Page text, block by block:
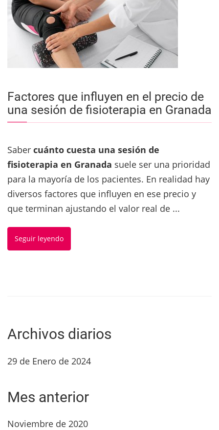
Factores que influyen en el precio de
una sesión de fisioterapia en Granada
Saber cuánto cuesta una sesión de
fisioterapia en Granada suele ser una prioridad
para la mayoría de los pacientes. En realidad hay
diversos factores que influyen en ese precio y
que terminan ajustando el valor real de ...
Seguir leyendo
Archivos diarios
29 de Enero de 2024
Mes anterior
Noviembre de 2020